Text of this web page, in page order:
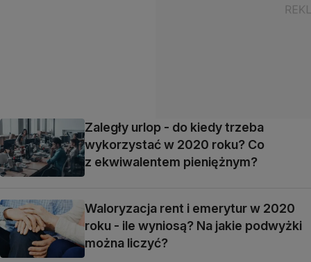
Zaległy urlop - do kiedy trzeba
wykorzystać w 2020 roku? Co
z ekwiwalentem pieniężnym?
Waloryzacja rent i emerytur w 2020
roku - ile wyniosą? Na jakie podwyżki
można liczyć?